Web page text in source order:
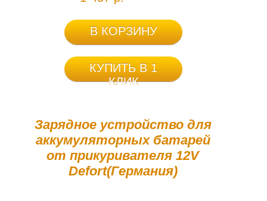
Зарядное устройство для
аккумуляторных батарей
от прикуривателя 12V
Defort(Германия)
В КОРЗИНУ
КУПИТЬ В 1
КЛИК